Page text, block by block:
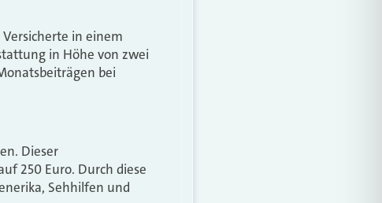
in einem
in Höhe von zwei
bei
Dieser
250 Euro. Durch diese
Sehhilfen und